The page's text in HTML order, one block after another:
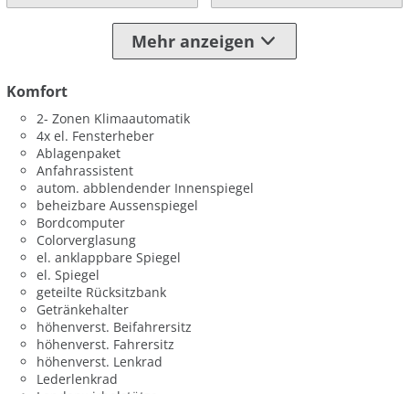
Mehr anzeigen
Komfort
2- Zonen Klimaautomatik
4x el. Fensterheber
Ablagenpaket
Anfahrassistent
autom. abblendender Innenspiegel
beheizbare Aussenspiegel
Bordcomputer
Colorverglasung
el. anklappbare Spiegel
el. Spiegel
geteilte Rücksitzbank
Getränkehalter
höhenverst. Beifahrersitz
höhenverst. Fahrersitz
höhenverst. Lenkrad
Lederlenkrad